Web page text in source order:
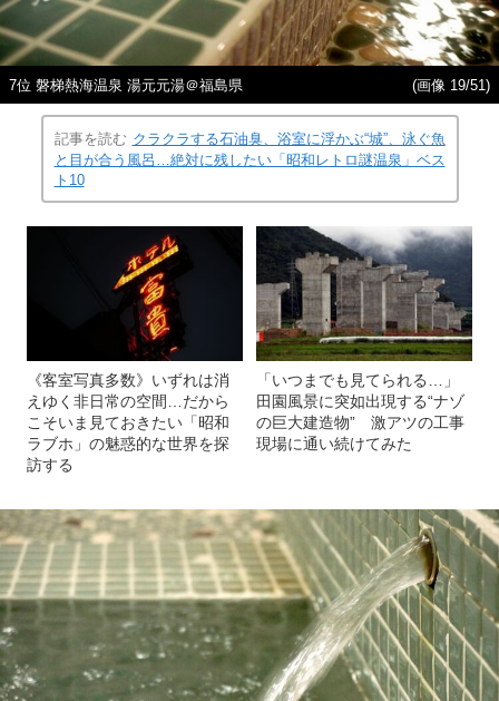
7位 磐梯熱海温泉 湯元元湯＠福島県 (画像 19/51)
記事を読む クラクラする石油臭、浴室に浮かぶ“城”、泳ぐ魚
と目が合う風呂…絶対に残したい「昭和レトロ謎温泉」ベス
ト10
《客室写真多数》いずれは消
えゆく非日常の空間…だから
こそいま見ておきたい「昭和
ラブホ」の魅惑的な世界を探
訪する
「いつまでも見てられる…」
田園風景に突如出現する“ナゾ
の巨大建造物” 激アツの工事
現場に通い続けてみた